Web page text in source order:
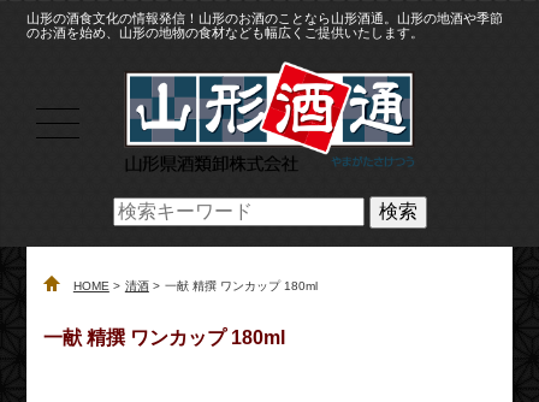
山形の酒食文化の情報発信！山形のお酒のことなら山形酒通。山形の地酒や季節
のお酒を始め、山形の地物の食材なども幅広くご提供いたします。
検索
HOME 清酒 一献 精撰 ワンカップ 180ml
一献 精撰 ワンカップ 180ml